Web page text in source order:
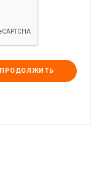
ПРОДОЛЖИТЬ